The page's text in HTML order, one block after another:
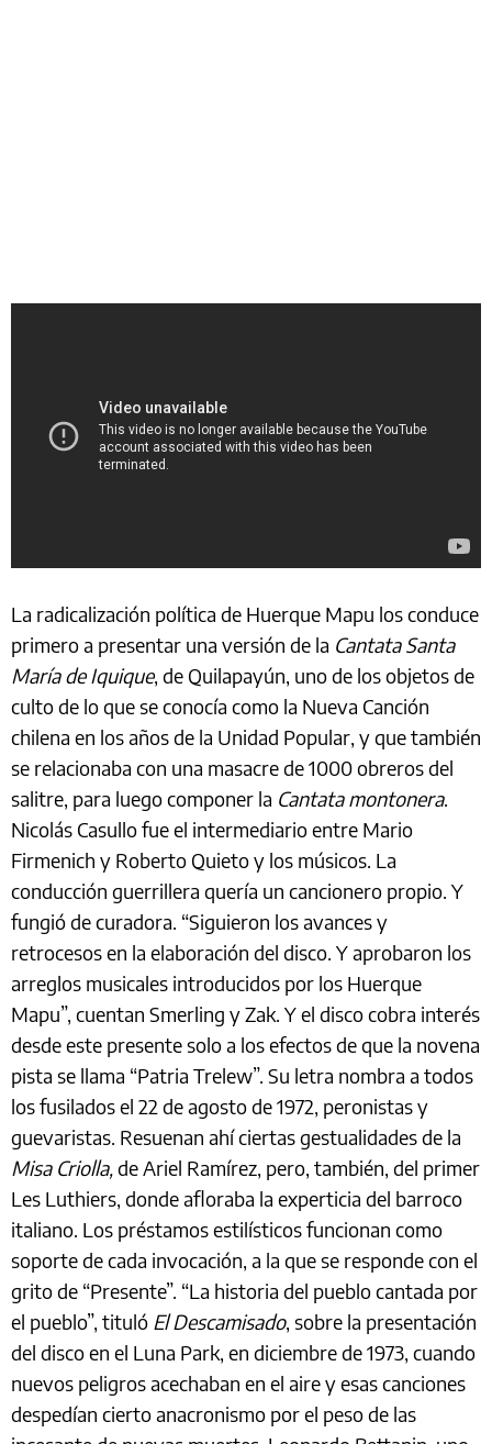
La radicalización política de Huerque Mapu los conduce
primero a presentar una versión de la Cantata Santa
María de Iquique, de Quilapayún, uno de los objetos de
culto de lo que se conocía como la Nueva Canción
chilena en los años de la Unidad Popular, y que también
se relacionaba con una masacre de 1000 obreros del
salitre, para luego componer la Cantata montonera.
Nicolás Casullo fue el intermediario entre Mario
Firmenich y Roberto Quieto y los músicos. La
conducción guerrillera quería un cancionero propio. Y
fungió de curadora. “Siguieron los avances y
retrocesos en la elaboración del disco. Y aprobaron los
arreglos musicales introducidos por los Huerque
Mapu”, cuentan Smerling y Zak. Y el disco cobra interés
desde este presente solo a los efectos de que la novena
pista se llama “Patria Trelew”. Su letra nombra a todos
los fusilados el 22 de agosto de 1972, peronistas y
guevaristas. Resuenan ahí ciertas gestualidades de la
Misa Criolla,de Ariel Ramírez, pero, también, del primer
Les Luthiers, donde afloraba la experticia del barroco
italiano. Los préstamos estilísticos funcionan como
soporte de cada invocación, a la que se responde con el
grito de “Presente”. “La historia del pueblo cantada por
el pueblo”, tituló El Descamisado, sobre la presentación
del disco en el Luna Park, en diciembre de 1973, cuando
nuevos peligros acechaban en el aire y esas canciones
despedían cierto anacronismo por el peso de las